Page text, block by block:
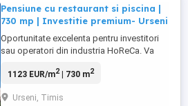
Pensiune cu restaurant si piscina |
730 mp | Investitie premium- Urseni
Oportunitate excelenta pentru investitori
sau operatori din industria HoReCa. Va
proprietate complexa, complet
cateva minute de Timisoara. Comision 0%
1123 EUR/m2| 730 m2
Urseni, Timis